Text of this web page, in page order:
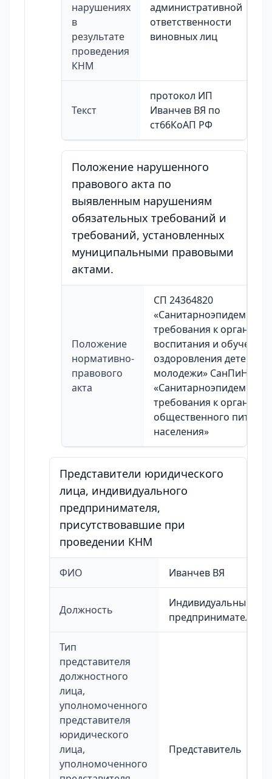
нарушениях
в
результате
проведения
КНМ
административной
ответственности
виновных лиц
Текст
протокол ИП
Иванчев ВЯ по
ст66КоАП РФ
Положение нарушенного
правового акта по
выявленным нарушениям
обязательных требований и
требований, установленных
муниципальными правовыми
актами.
Положение
нормативно-
правового
акта
СП 24364820
требования к
воспитания и обучения
оздоровления детей и
молодежи» СанПиН
требования к
общественного питания
населения»
Представители юридического
лица, индивидуального
предпринимателя,
присутствовавшие при
проведении КНМ
ФИО Иванчев ВЯ
Должность
Индивидуальный
предприниматель
Тип
представителя
должностного
лица,
уполномоченного
представителя
юридического
лица,
уполномоченного
Представитель